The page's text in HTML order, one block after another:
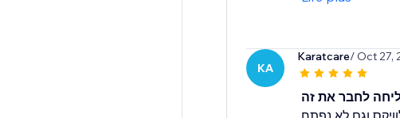
KA
Karatcare/ Oct 27,
לחבר את זה